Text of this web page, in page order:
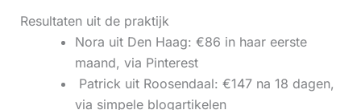
Resultaten uit de praktijk
Nora uit Den Haag: €86 in haar eerste
maand, via Pinterest
‍ Patrick uit Roosendaal: €147 na 18 dagen,
via simpele blogartikelen